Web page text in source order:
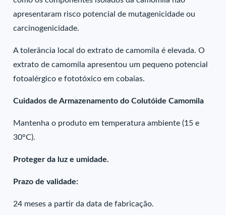
apresentaram risco potencial de mutagenicidade ou
carcinogenicidade.
A tolerância local do extrato de camomila é elevada. O
extrato de camomila apresentou um pequeno potencial
fotoalérgico e fototóxico em cobaias.
Cuidados de Armazenamento do Colutóide Camomila
Mantenha o produto em temperatura ambiente (15 e
30°C).
Proteger da luz e umidade.
Prazo de validade:
24 meses a partir da data de fabricação.